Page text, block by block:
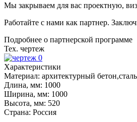
Мы закрываем для вас проектную,
Работайте с нами как партнер.
Подробнее о партнерской программе
Тех. чертеж
Характеристики
Материал: архитектурный
Длина, мм: 1000
Ширина, мм: 1000
Высота, мм: 520
Страна: Россия